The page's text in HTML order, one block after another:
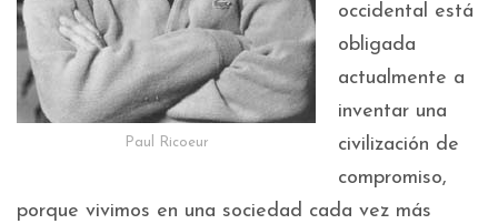
Paul Ricoeur
occidental está
obligada
actualmente a
inventar una
civilización de
compromiso,
porque vivimos en una sociedad cada vez más